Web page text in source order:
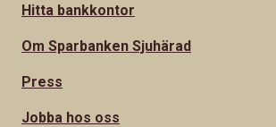
Hitta bankkontor
Om Sparbanken Sjuhärad
Press
Jobba hos oss